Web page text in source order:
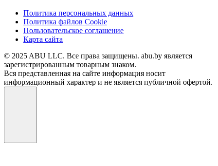
Политика персональных данных
Политика файлов Cookie
Пользовательское соглашение
Карта сайта
© 2025 ABU LLC. Все права защищены. abu.by является
зарегистрированным товарным знаком.
Вся представленная на сайте информация носит
информационный характер и не является публичной офертой.